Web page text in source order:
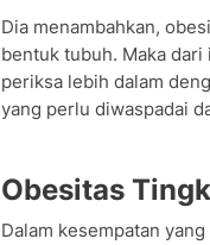
Dia menambahkan,
bentuk tubuh. Maka
periksa lebih dalam
yang perlu diwaspadai
Obesitas
Dalam kesempatan